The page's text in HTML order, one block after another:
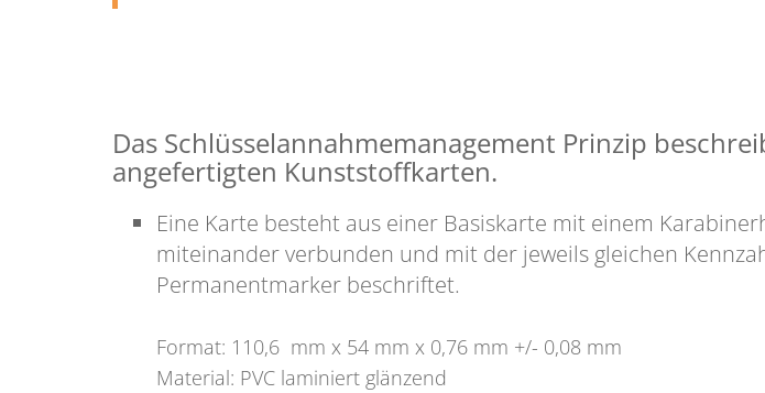
Das Schlüsselannahmemanagement Prinzip
angefertigten Kunststoffkarten.
Eine Karte besteht aus einer Basiskarte mit einem
miteinander verbunden und mit der jeweils gleichen
Permanentmarker beschriftet.
Format: 110,6 mm x 54 mm x 0,76 mm +/- 0,08 mm
Material: PVC laminiert glänzend